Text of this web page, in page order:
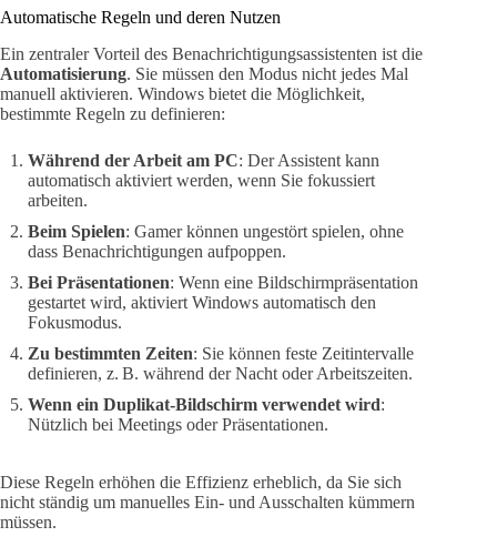
Automatische Regeln und deren Nutzen
Ein zentraler Vorteil des Benachrichtigungsassistenten ist die
Automatisierung. Sie müssen den Modus nicht jedes Mal
manuell aktivieren. Windows bietet die Möglichkeit,
bestimmte Regeln zu definieren:
Während der Arbeit am PC: Der Assistent kann
automatisch aktiviert werden, wenn Sie fokussiert
arbeiten.
Beim Spielen: Gamer können ungestört spielen, ohne
dass Benachrichtigungen aufpoppen.
Bei Präsentationen: Wenn eine Bildschirmpräsentation
gestartet wird, aktiviert Windows automatisch den
Fokusmodus.
Zu bestimmten Zeiten: Sie können feste Zeitintervalle
definieren, z. B. während der Nacht oder Arbeitszeiten.
Wenn ein Duplikat-Bildschirm verwendet wird:
Nützlich bei Meetings oder Präsentationen.
Diese Regeln erhöhen die Effizienz erheblich, da Sie sich
nicht ständig um manuelles Ein- und Ausschalten kümmern
müssen.